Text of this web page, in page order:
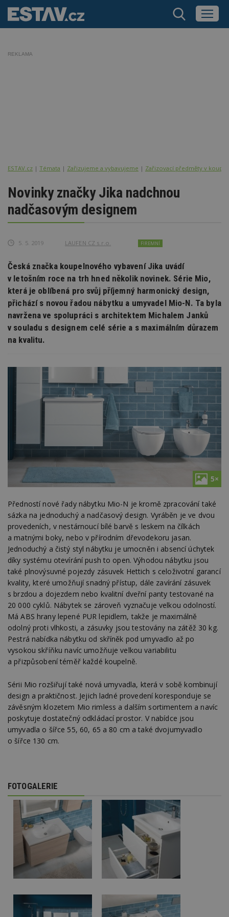
REKLAMA
ESTAV.cz Témata Zařizujeme a vybavujeme Zařizovací předměty v
Novinky značky Jika nadchnou
nadčasovým designem
5. 5. 2019 LAUFEN CZ s.r.o. FIREMNÍ
Česká značka koupelnového vybavení Jika uvádí
v letošním roce na trh hned několik novinek. Série Mio,
která je oblíbená pro svůj příjemný harmonický design,
přichází s novou řadou nábytku a umyvadel Mio-N. Ta byla
navržena ve spolupráci s architektem Michalem Janků
v souladu s designem celé série a s maximálním důrazem
na kvalitu.
5×
Předností nové řady nábytku Mio-N je kromě zpracování také
sázka na jednoduchý a nadčasový design. Vyráběn je ve dvou
provedeních, v nestárnoucí bílé barvě s leskem na čílkách
a matnými boky, nebo v přírodním dřevodekoru jasan.
Jednoduchý a čistý styl nábytku je umocněn i absencí úchytek
díky systému otevírání push to open. Výhodou nábytku jsou
také plnovýsuvné pojezdy zásuvek Hettich s celoživotní garancí
kvality, které umožňují snadný přístup, dále zavírání zásuvek
s brzdou a dojezdem nebo kvalitní dveřní panty testované na
20 000 cyklů. Nábytek se zároveň vyznačuje velkou odolností.
Má ABS hrany lepené PUR lepidlem, takže je maximálně
odolný proti vlhkosti, a zásuvky jsou testovány na zátěž 30 kg.
Pestrá nabídka nábytku od skříněk pod umyvadlo až po
vysokou skříňku navíc umožňuje velkou variabilitu
a přizpůsobení téměř každé koupelně.
Sérii Mio rozšiřují také nová umyvadla, která v sobě kombinují
design a praktičnost. Jejich ladné provedení koresponduje se
závěsným klozetem Mio rimless a dalším sortimentem a navíc
poskytuje dostatečný odkládací prostor. V nabídce jsou
umyvadla o šířce 55, 60, 65 a 80 cm a také dvojumyvadlo
o šířce 130 cm.
FOTOGALERIE